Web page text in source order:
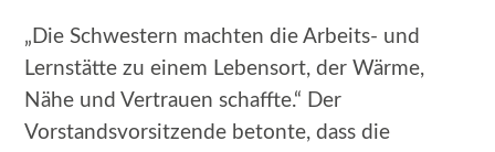
„Die Schwestern machten die Arbeits- und
Lernstätte zu einem Lebensort, der Wärme,
Nähe und Vertrauen schaffte.“ Der
Vorstandsvorsitzende betonte, dass die